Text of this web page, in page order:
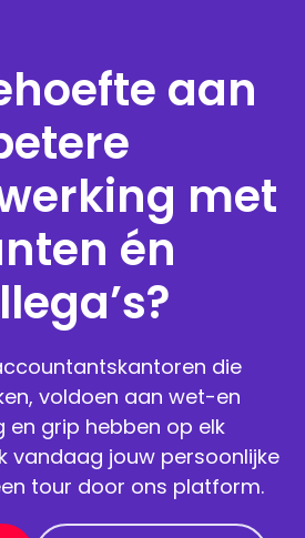
aan
met
én
die
voldoen aan wet-en
en grip hebben op elk
vandaag jouw persoonlijke
tour door ons platform.